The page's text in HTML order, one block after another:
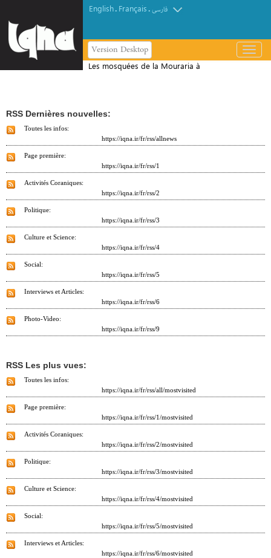
English. Français.فارسی
Version Desktop
باز
و
Les mosquées de la Mouraria à
RSS Dernières nouvelles:
Toutes les infos:
https://iqna.ir/fr/rss/allnews
Page première:
https://iqna.ir/fr/rss/1
Activités Coraniques:
https://iqna.ir/fr/rss/2
Politique:
https://iqna.ir/fr/rss/3
Culture et Science:
https://iqna.ir/fr/rss/4
Social:
https://iqna.ir/fr/rss/5
Interviews et Articles:
https://iqna.ir/fr/rss/6
Photo-Video:
https://iqna.ir/fr/rss/9
RSS Les plus vues:
Toutes les infos:
https://iqna.ir/fr/rss/all/mostvisited
Page première:
https://iqna.ir/fr/rss/1/mostvisited
Activités Coraniques:
https://iqna.ir/fr/rss/2/mostvisited
Politique:
https://iqna.ir/fr/rss/3/mostvisited
Culture et Science:
https://iqna.ir/fr/rss/4/mostvisited
Social:
https://iqna.ir/fr/rss/5/mostvisited
Interviews et Articles:
https://iqna.ir/fr/rss/6/mostvisited